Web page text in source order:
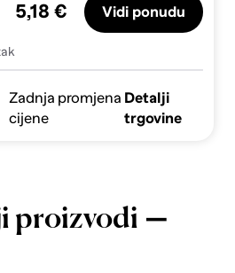
5,18 € Vidi ponudu
Zadnja promjena
cijene
Detalji
trgovine
proizvodi —